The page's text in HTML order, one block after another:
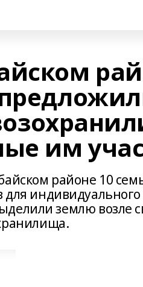
им
районе 10
для
землю возле